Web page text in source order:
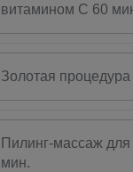
витамином C 60
Золотая процедура
Пилинг-массаж
мин.